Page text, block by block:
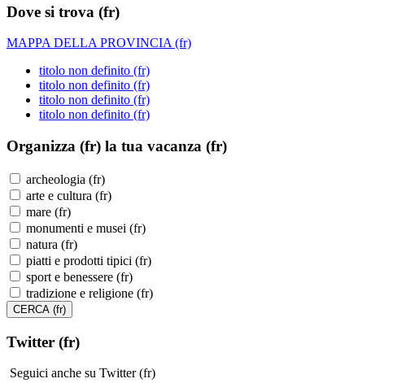
Dove si trova (fr)
MAPPA DELLA PROVINCIA (fr)
titolo non definito (fr)
titolo non definito (fr)
titolo non definito (fr)
titolo non definito (fr)
Organizza (fr) la tua vacanza (fr)
archeologia (fr)
arte e cultura (fr)
mare (fr)
monumenti e musei (fr)
natura (fr)
piatti e prodotti tipici (fr)
sport e benessere (fr)
tradizione e religione (fr)
Twitter (fr)
Seguici anche su Twitter (fr)